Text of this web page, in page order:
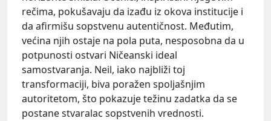
rečima, pokušavaju da izađu iz okova institucije i
da afirmišu sopstvenu autentičnost. Međutim,
većina njih ostaje na pola puta, nesposobna da u
potpunosti ostvari Ničeanski ideal
samostvaranja. Neil, iako najbliži toj
transformaciji, biva poražen spoljašnjim
autoritetom, što pokazuje težinu zadatka da se
postane stvaralac sopstvenih vrednosti.